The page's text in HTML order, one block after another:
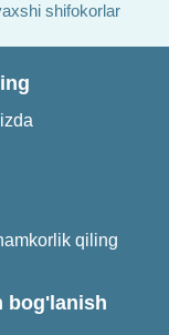
shifokorlar
qiling
bog'lanish